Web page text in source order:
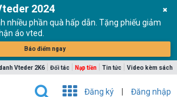
2024
nhiều phần quà hấp dẫn. Tặng phiếu giảm
áo vted.
Báo điểm ngay
Vteder 2K6 Đối tác Nạp tiền Tin tức Video kèm sách
Đăng ký Đăng nhập